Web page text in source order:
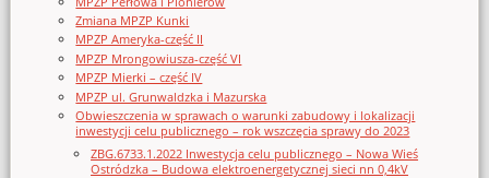
Zmiana MPZP Kunki
MPZP Ameryka-część II
MPZP Mrongowiusza-część VI
MPZP Mierki – część IV
MPZP ul. Grunwaldzka i Mazurska
Obwieszczenia w sprawach o warunki zabudowy i lokalizacji
inwestycji celu publicznego – rok wszczęcia sprawy do 2023
ZBG.6733.1.2022 Inwestycja celu publicznego – Nowa Wieś
Ostródzka – Budowa elektroenergetycznej sieci nn 0,4kV